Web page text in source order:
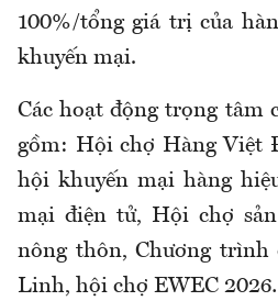
100%/tổng giá trị của
khuyến mại.
Các hoạt động trọng tâm
gồm: Hội chợ Hàng Việt
hội khuyến mại hàng
mại điện tử, Hội chợ
nông thôn, Chương trình
Linh, hội chợ EWEC